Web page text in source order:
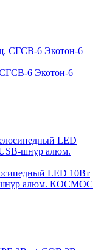
6 Экотон-6
LED 10Вт
шнур алюм. КОСМОС